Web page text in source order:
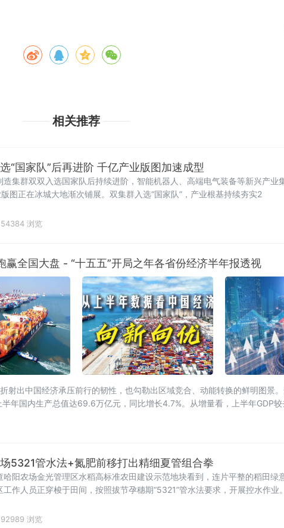
相关推荐
“国家队”后再进阶 千亿产业版图加速成型
造集群双双入选国家队后持续进阶，智能机器人、高端电气装备等新兴产
图正在冰城大地渐次铺展。双集群入选“国家队”，产业根基持续夯实2
54384 浏览
全国大盘 - “十五五”开局之年各省份经济半年报透视
射出中国经济承压前行的韧性，也勾勒出区域竞合、动能转换的鲜明图景
年国内生产总值达69.6万亿元，同比增长4.7%。从增量看，上半年GDP
5321管水法+氮肥前移打出精细夏管组合拳
阳农场金光管理区水稻高标准农田建设示范地块看到，连片平整的稻田绿
作人员正穿梭于田间，按照拔节孕穗期“5321”管水法要求，开展控水作业。
92989 浏览